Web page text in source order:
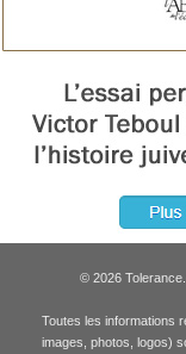
© 2026
Toutes les informations
images, photos, logos)